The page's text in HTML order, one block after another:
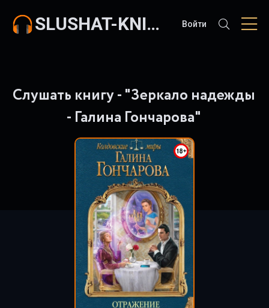
SLUSHAT-KNIGI.COM Войти
Слушать книгу - "Зеркало надежды
- Галина Гончарова"